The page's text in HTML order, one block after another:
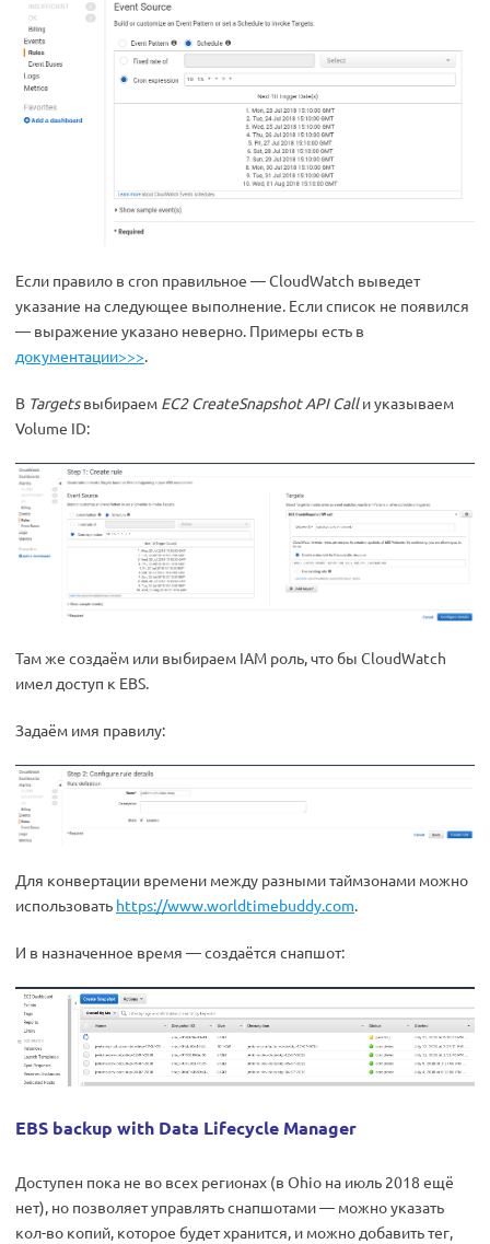
Если правило в cron правильное — CloudWatch выведет
указание на следующее выполнение. Если список не появился
— выражение указано неверно. Примеры есть в
документации>>>.
В Targetsвыбираем EC2 CreateSnapshot API Callи указываем
Volume ID:
Там же создаём или выбираем IAM роль, что бы CloudWatch
имел доступ к EBS.
Задаём имя правилу:
Для конвертации времени между разными таймзонами можно
использовать https://www.worldtimebuddy.com.
И в назначенное время — создаётся снапшот:
EBS backup with Data Lifecycle Manager
Доступен пока не во всех регионах (в Ohio на июль 2018 ещё
нет), но позволяет управлять снапшотами — можно указать
кол-во копий, которое будет хранится, и можно добавить тег,